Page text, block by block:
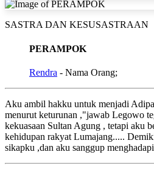
SASTRA DAN KESUSASTRAAN
PERAMPOK
Rendra - Nama Orang;
Aku ambil hakku untuk menjadi
menurut keturunan ,"jawab Legowo
kekuasaan Sultan Agung , tetapi aku
kehidupan rakyat Lumajang.....
sikapku ,dan aku sanggup